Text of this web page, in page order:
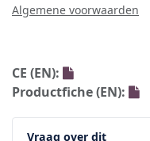
Algemene voorwaarden
CE (EN):
Productfiche (EN):
Vraag over dit